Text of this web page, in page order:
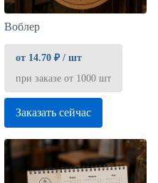
Воблер
от 14.70 ₽ / шт
при заказе от 1000 шт
Заказать сейчас